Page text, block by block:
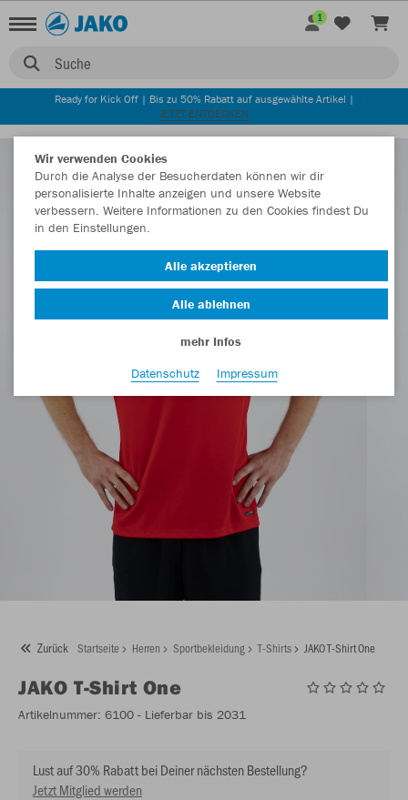
Suche
1
Ready for Kick Off | Bis zu 50% Rabatt auf ausgewählte Artikel |
JETZT ENTDECKEN
Zurück Startseite Herren Sportbekleidung T-Shirts JAKO T-Shirt One
JAKO T-Shirt One
Artikelnummer: 6100 - Lieferbar bis 2031
Lust auf 30% Rabatt bei Deiner nächsten Bestellung?
Jetzt Mitglied werden
Wir verwenden Cookies
Durch die Analyse der Besucherdaten können wir dir
personalisierte Inhalte anzeigen und unsere Website
verbessern. Weitere Informationen zu den Cookies findest Du
in den Einstellungen.
Alle akzeptieren
Alle ablehnen
mehr Infos
Datenschutz
Impressum